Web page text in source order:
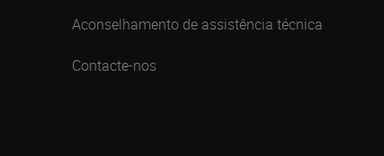
Aconselhamento de assistência técnica
Contacte-nos